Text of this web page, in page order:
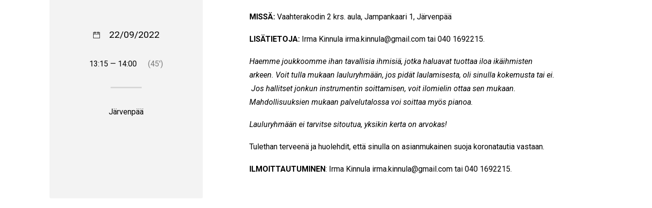
MISSÄ:Vaahterakodin 2 krs. aula, Jampankaari 1, Järvenpää
LISÄTIETOJA:Irma Kinnula irma.kinnula@gmail.comtai 040 1692215.
Haemme joukkoomme ihan tavallisia ihmisiä, jotka haluavat tuottaa iloa ikäihmisten
arkeen. Voit tulla mukaan lauluryhmään, jos pidät laulamisesta, oli sinulla kokemusta tai ei.
Jos hallitset jonkun instrumentin soittamisen, voit ilomielin ottaa sen mukaan.
Mahdollisuuksien mukaan palvelutalossa voi soittaa myös pianoa.
Lauluryhmään ei tarvitse sitoutua, yksikin kerta on arvokas!
Tulethan terveenä ja huolehdit, että sinulla on asianmukainen suoja koronatautia vastaan.
ILMOITTAUTUMINEN: Irma Kinnula irma.kinnula@gmail.comtai 040 1692215.
22/09/2022
13:15 — 14:00 (45′)
Järvenpää